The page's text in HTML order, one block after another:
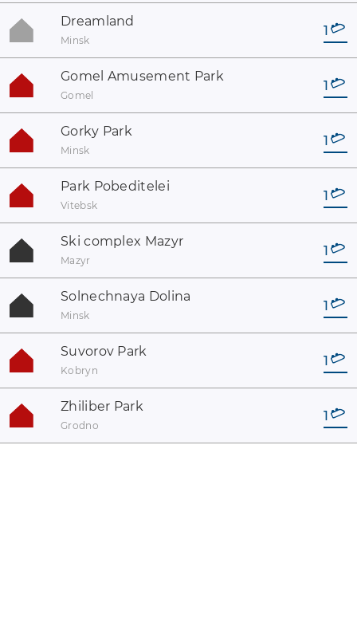
Dreamland
Minsk
1
Gomel Amusement Park
Gomel
1
Gorky Park
Minsk
1
Park Pobeditelei
Vitebsk
1
Ski complex Mazyr
Mazyr
1
Solnechnaya Dolina
Minsk
1
Suvorov Park
Kobryn
1
Zhiliber Park
Grodno
1